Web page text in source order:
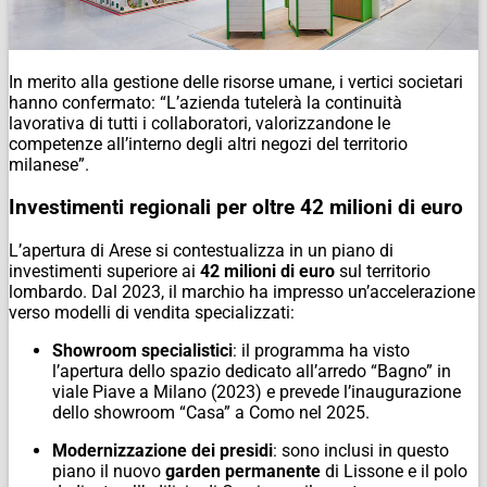
In merito alla gestione delle risorse umane, i vertici societari
hanno confermato: “L’azienda tutelerà la continuità
lavorativa di tutti i collaboratori, valorizzandone le
competenze all’interno degli altri negozi del territorio
milanese”.
Investimenti regionali per oltre 42 milioni di euro
L’apertura di Arese si contestualizza in un piano di
investimenti superiore ai 42 milioni di euro sul territorio
lombardo. Dal 2023, il marchio ha impresso un’accelerazione
verso modelli di vendita specializzati:
Showroom specialistici: il programma ha visto
l’apertura dello spazio dedicato all’arredo “Bagno” in
viale Piave a Milano (2023) e prevede l’inaugurazione
dello showroom “Casa” a Como nel 2025.
Modernizzazione dei presidi: sono inclusi in questo
piano il nuovo garden permanente di Lissone e il polo